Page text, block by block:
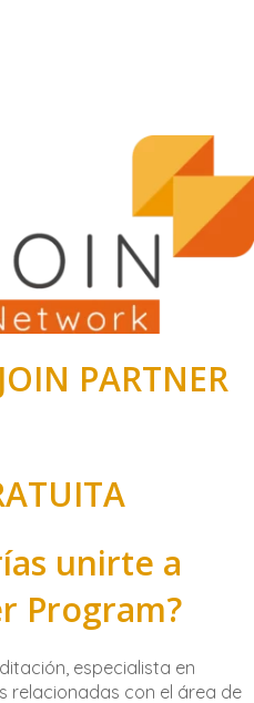
PARTNER
unirte a
Program?
especialista en
relacionadas con el área de